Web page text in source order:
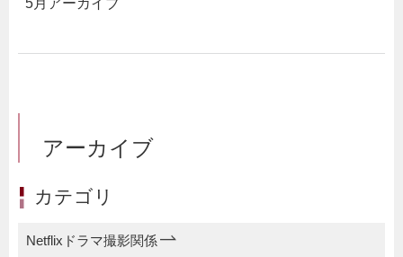
5月アーカイブ
アーカイブ
カテゴリ
Netflixドラマ撮影関係